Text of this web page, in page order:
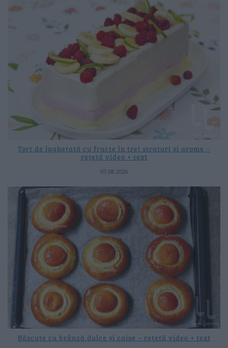
Tort de înghețată cu fructe în trei straturi și arome –
rețetă video + text
07.08.2026
Băscuțe cu brânză dulce și caise – rețetă video + text